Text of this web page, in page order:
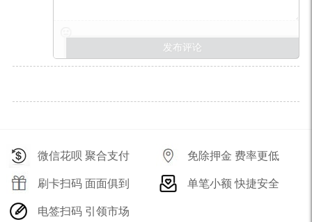
微信花呗 聚合支付 免除押金 费率更低
刷卡扫码 面面俱到 单笔小额 快捷安全
电签扫码 引领市场